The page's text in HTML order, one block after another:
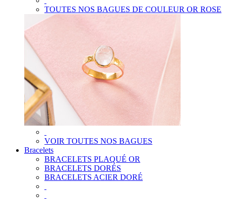
TOUTES NOS BAGUES DE COULEUR OR ROSE
VOIR TOUTES NOS BAGUES
Bracelets
BRACELETS PLAQUÉ OR
BRACELETS DORÉS
BRACELETS ACIER DORÉ